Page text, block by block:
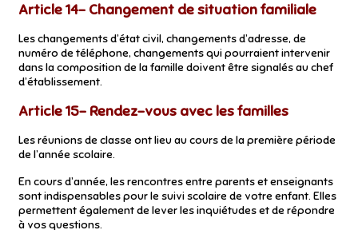
Article 14- Changement de situation familiale
Les changements d’état civil, changements d’adresse, de
numéro de téléphone, changements qui pourraient intervenir
dans la composition de la famille doivent être signalés au chef
d’établissement.
Article 15- Rendez-vous avec les familles
Les réunions de classe ont lieu au cours de la première période
de l’année scolaire.
En cours d’année, les rencontres entre parents et enseignants
sont indispensables pour le suivi scolaire de votre enfant. Elles
permettent également de lever les inquiétudes et de répondre
à vos questions.